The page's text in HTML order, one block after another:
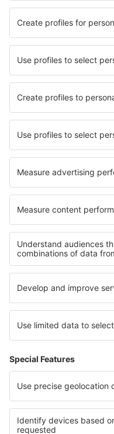
Hoteluri în Putbus
Cele mai bune hoteluri -
Hoteluri în Nerja
Hoteluri în Zebras
Hoteluri în Gold River
Cele mai bune hoteluri -
Hoteluri in Saxonia Inferioară
Hoteluri in Bavaria
Hoteluri on North Sea Coast
Hoteluri în Cappadocia